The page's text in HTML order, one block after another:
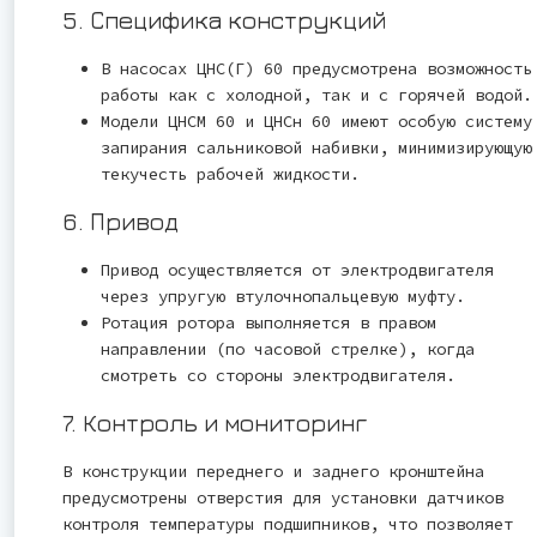
5. Специфика конструкций
В насосах ЦНС(Г) 60 предусмотрена возможность
работы как с холодной, так и с горячей водой.
Модели ЦНСМ 60 и ЦНСн 60 имеют особую систему
запирания сальниковой набивки, минимизирующую
текучесть рабочей жидкости.
6. Привод
Привод осуществляется от электродвигателя
через упругую втулочнопальцевую муфту.
Ротация ротора выполняется в правом
направлении (по часовой стрелке), когда
смотреть со стороны электродвигателя.
7. Контроль и мониторинг
В конструкции переднего и заднего кронштейна
предусмотрены отверстия для установки датчиков
контроля температуры подшипников, что позволяет